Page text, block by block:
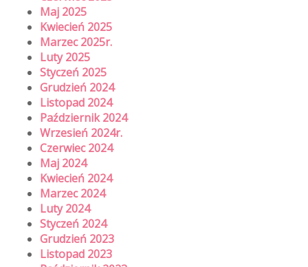
Maj 2025
Kwiecień 2025
Marzec 2025r.
Luty 2025
Styczeń 2025
Grudzień 2024
Listopad 2024
Październik 2024
Wrzesień 2024r.
Czerwiec 2024
Maj 2024
Kwiecień 2024
Marzec 2024
Luty 2024
Styczeń 2024
Grudzień 2023
Listopad 2023